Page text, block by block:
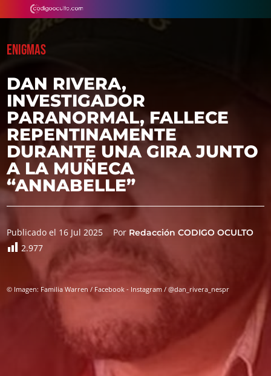
ENIGMAS
DAN RIVERA,
INVESTIGADOR
PARANORMAL, FALLECE
REPENTINAMENTE
DURANTE UNA GIRA JUNTO
A LA MUÑECA
“ANNABELLE”
Publicado el 16 Jul 2025 Por Redacción CODIGO OCULTO
2.977
© Imagen: Familia Warren / Facebook - Instagram / @dan_rivera_nespr